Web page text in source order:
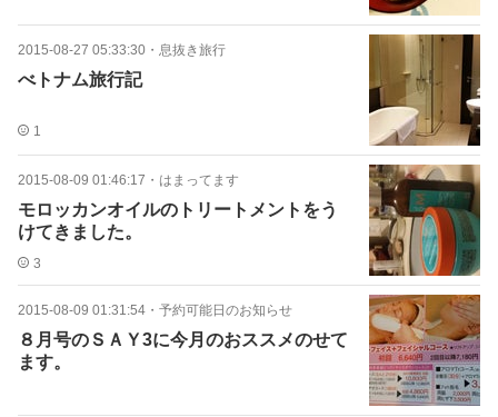
2015-08-27 05:33:30 ・ 息抜き旅行
べトナム旅行記
1
2015-08-09 01:46:17 ・ はまってます
モロッカンオイルのトリートメントをう
けてきました。
3
2015-08-09 01:31:54 ・ 予約可能日のお知らせ
８月号のＳＡＹ3に今月のおススメのせて
ます。